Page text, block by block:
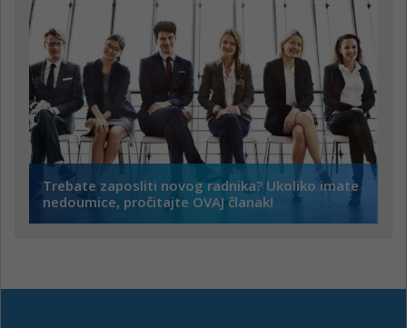
Trebate zaposliti novog radnika? Ukoliko imate
nedoumice, pročitajte OVAJ članak!